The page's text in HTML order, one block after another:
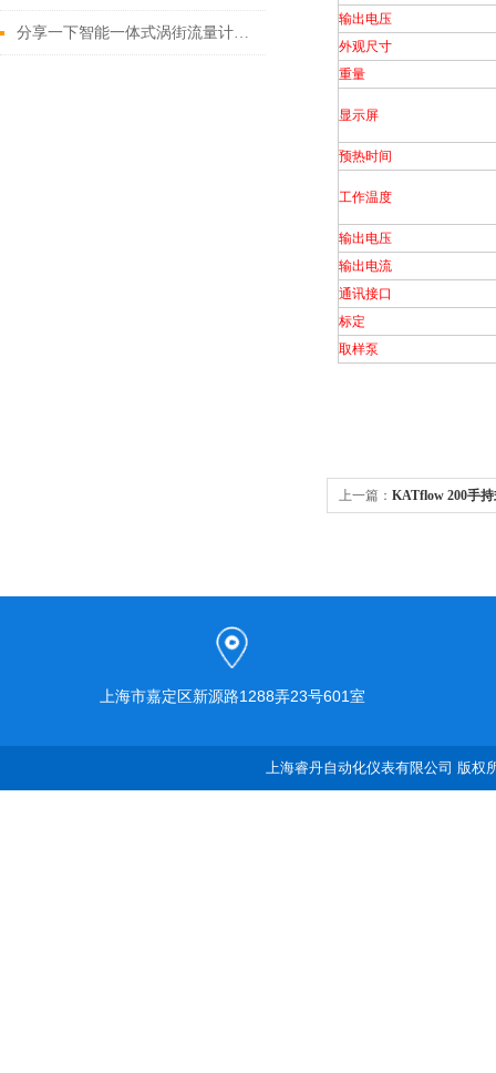
分享一下智能一体式涡街流量计检测旋涡频率的方法
输出电压
外观尺寸
重量
显示屏
预热时间
工作温度
输出电压
输出电流
通讯接口
标定
取样泵
上一篇： KATflow 200手
上海市嘉定区新源路1288弄23号601室
上海睿丹自动化仪表有限公司 版权